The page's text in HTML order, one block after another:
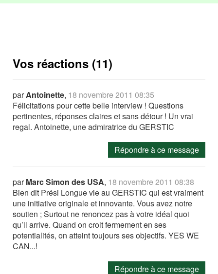
Vos réactions (11)
parAntoinette, 18 novembre 2011 08:35
Félicitations pour cette belle interview ! Questions
pertinentes, réponses claires et sans détour ! Un vrai
regal. Antoinette, une admiratrice du GERSTIC
Répondre à ce message
parMarc Simon des USA, 18 novembre 2011 08:38
Bien dit Prési Longue vie au GERSTIC qui est vraiment
une initiative originale et innovante. Vous avez notre
soutien ; Surtout ne renoncez pas à votre idéal quoi
qu’il arrive. Quand on croit fermement en ses
potentialités, on atteint toujours ses objectifs. YES WE
CAN...!
Répondre à ce message